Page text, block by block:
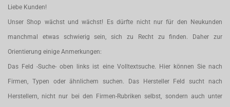
Liebe Kunden!
Unser Shop wächst und wächst! Es dürfte nicht nur für den Neukunden
manchmal etwas schwierig sein, sich zu Recht zu finden. Daher zur
Orientierung einige Anmerkungen:
Das Feld -Suche- oben links ist eine Volltextsuche. Hier können Sie nach
Firmen, Typen oder ähnlichem suchen. Das Hersteller Feld sucht nach
Herstellern, nicht nur bei den Firmen-Rubriken selbst, sondern auch unter